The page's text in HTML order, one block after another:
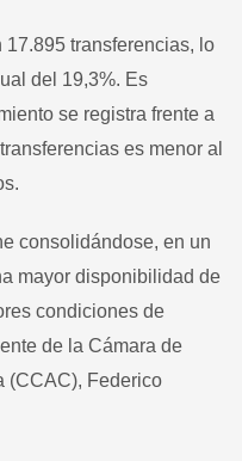
transferencias, lo
del 19,3%. Es
se registra frente a
es menor al
consolidándose, en un
mayor disponibilidad de
condiciones de
de la Cámara de
(CCAC), Federico